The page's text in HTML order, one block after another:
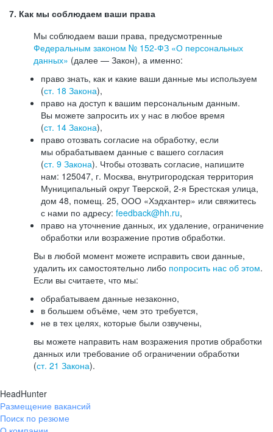
7. Как мы соблюдаем ваши права
Мы соблюдаем ваши права, предусмотренные
Федеральным законом № 152-ФЗ «О персональных
данных» (далее — Закон), а именно:
право знать, как и какие ваши данные мы используем
(ст. 18 Закона),
право на доступ к вашим персональным данным.
Вы можете запросить их у нас в любое время
(ст. 14 Закона),
право отозвать согласие на обработку, если
мы обрабатываем данные с вашего согласия
(ст. 9 Закона). Чтобы отозвать согласие, напишите
нам: 125047, г. Москва, внутригородская территория
Муниципальный округ Тверской, 2-я Брестская улица,
дом 48, помещ. 25, ООО «Хэдхантер» или свяжитесь
с нами по адресу: feedback@hh.ru,
право на уточнение данных, их удаление, ограничение
обработки или возражение против обработки.
Вы в любой момент можете исправить свои данные,
удалить их самостоятельно либо попросить нас об этом.
Если вы считаете, что мы:
обрабатываем данные незаконно,
в большем объёме, чем это требуется,
не в тех целях, которые были озвучены,
вы можете направить нам возражения против обработки
данных или требование об ограничении обработки
(ст. 21 Закона).
HeadHunter
Размещение вакансий
Поиск по резюме